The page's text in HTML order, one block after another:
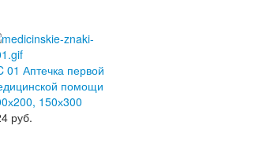
01 Аптечка первой
помощи
150х300
руб.